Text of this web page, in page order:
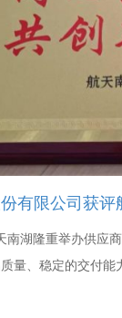
有限公司获
南湖隆重举办供应
量、稳定的交付
会，会上陕西华达